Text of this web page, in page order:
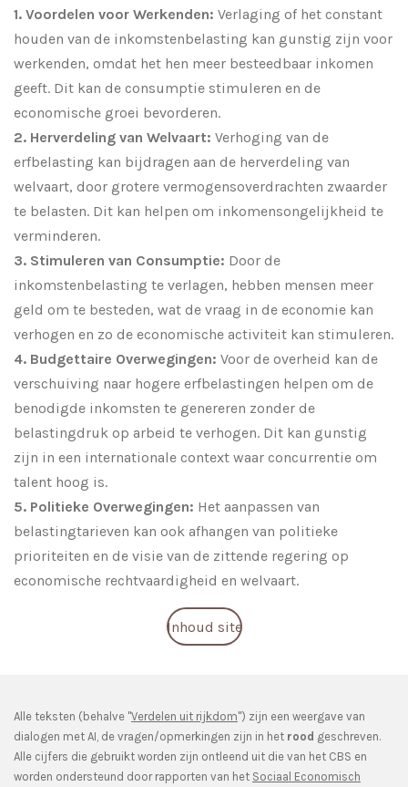
1. Voordelen voor Werkenden: Verlaging of het constant
houden van de inkomstenbelasting kan gunstig zijn voor
werkenden, omdat het hen meer besteedbaar inkomen
geeft. Dit kan de consumptie stimuleren en de
economische groei bevorderen.
2. Herverdeling van Welvaart: Verhoging van de
erfbelasting kan bijdragen aan de herverdeling van
welvaart, door grotere vermogensoverdrachten zwaarder
te belasten. Dit kan helpen om inkomensongelijkheid te
verminderen.
3. Stimuleren van Consumptie: Door de
inkomstenbelasting te verlagen, hebben mensen meer
geld om te besteden, wat de vraag in de economie kan
verhogen en zo de economische activiteit kan stimuleren.
4. Budgettaire Overwegingen: Voor de overheid kan de
verschuiving naar hogere erfbelastingen helpen om de
benodigde inkomsten te genereren zonder de
belastingdruk op arbeid te verhogen. Dit kan gunstig
zijn in een internationale context waar concurrentie om
talent hoog is.
5. Politieke Overwegingen: Het aanpassen van
belastingtarieven kan ook afhangen van politieke
prioriteiten en de visie van de zittende regering op
economische rechtvaardigheid en welvaart.
Inhoud site
Alle teksten (behalve "Verdelen uit rijkdom") zijn een weergave van
dialogen met AI, de vragen/opmerkingen zijn in het rood geschreven.
Alle cijfers die gebruikt worden zijn ontleend uit die van het CBS en
worden ondersteund door rapporten van het Sociaal Economisch